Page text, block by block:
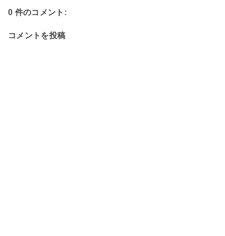
0 件のコメント:
コメントを投稿